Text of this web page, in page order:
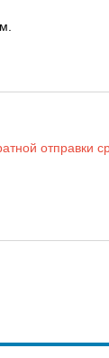
отправки